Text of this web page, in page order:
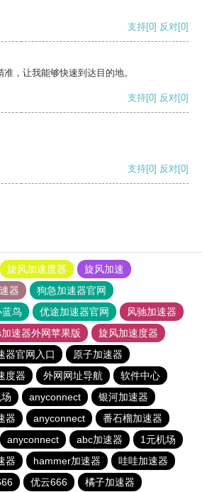
支持[0] 反对[0]
，让我能够快速到达目的地。
支持[0] 反对[0]
支持[0] 反对[0]
旋风加速度器
旋风加速
器
狗急加速器官网
蓝鸟 优途加速器官网
风驰加速器
速器外网苹果版
旋风加速度器
器官网入口
原子加速器
度器 外网网址导航
软件中心
anyconnect
银河加速器
器 anyconnect
番石榴加速器
anyconnect abc加速器
1元机场
器 hammer加速器
哇哇加速器
优云666 橘子加速器